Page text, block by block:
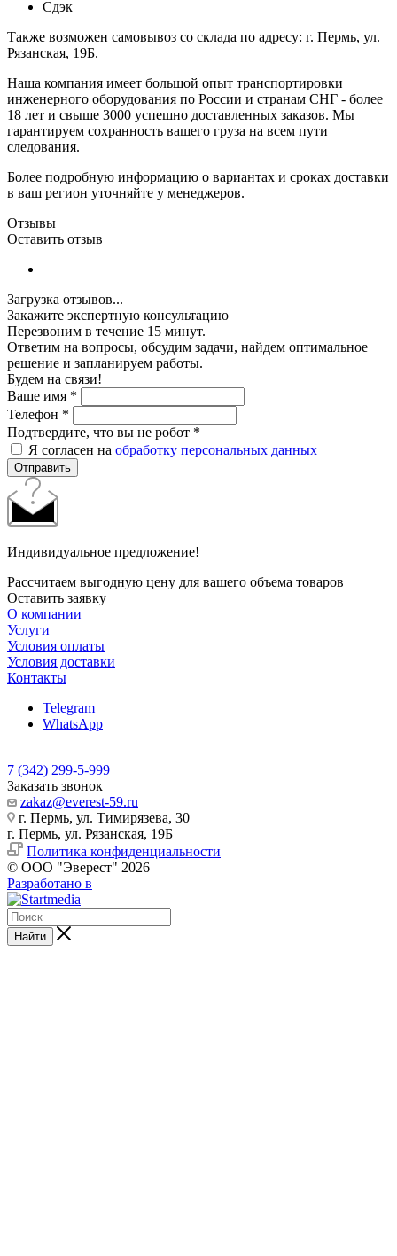
Сдэк
Также возможен самовывоз со склада по адресу: г. Пермь, ул.
Рязанская, 19Б.
Наша компания имеет большой опыт транспортировки
инженерного оборудования по России и странам СНГ - более
18 лет и свыше 3000 успешно доставленных заказов. Мы
гарантируем сохранность вашего груза на всем пути
следования.
Более подробную информацию о вариантах и сроках доставки
в ваш регион уточняйте у менеджеров.
Отзывы
Оставить отзыв
Загрузка отзывов...
Закажите экспертную консультацию
Перезвоним в течение 15 минут.
Ответим на вопросы, обсудим задачи, найдем оптимальное
решение и запланируем работы.
Будем на связи!
Ваше имя *
Телефон *
Подтвердите, что вы не робот *
Я согласен на обработку персональных данных
Отправить
Индивидуальное предложение!
Рассчитаем выгодную цену для вашего объема товаров
Оставить заявку
О компании
Услуги
Условия оплаты
Условия доставки
Контакты
Telegram
WhatsApp
7 (342) 299-5-999
Заказать звонок
zakaz@everest-59.ru
г. Пермь, ул. Тимирязева, 30
г. Пермь, ул. Рязанская, 19Б
Политика конфиденциальности
© ООО "Эверест" 2026
Разработано в
Найти